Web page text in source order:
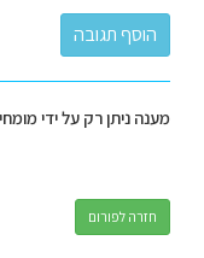
מענה ניתן רק על ידי
חזרה לפורום